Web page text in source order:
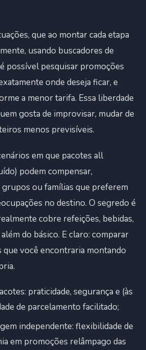
que ao montar cada etapa
usando buscadores de
possível pesquisar promoções
onde deseja ficar, e
a menor tarifa. Essa liberdade
gosta de improvisar, mudar de
menos previsíveis.
em que pacotes all
podem compensar,
ou famílias que preferem
no destino. O segredo é
cobre refeições, bebidas,
do básico. E claro: comparar
que você encontraria montando
praticidade, segurança e (às
de parcelamento facilitado;
independente: flexibilidade de
em promoções relâmpago das